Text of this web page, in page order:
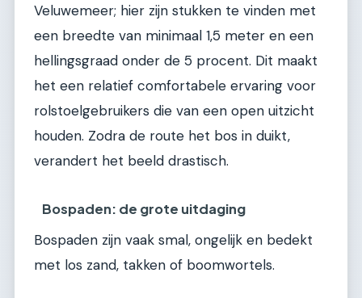
Veluwemeer; hier zijn stukken te vinden met
een breedte van minimaal 1,5 meter en een
hellingsgraad onder de 5 procent. Dit maakt
het een relatief comfortabele ervaring voor
rolstoelgebruikers die van een open uitzicht
houden. Zodra de route het bos in duikt,
verandert het beeld drastisch.
Bospaden: de grote uitdaging
Bospaden zijn vaak smal, ongelijk en bedekt
met los zand, takken of boomwortels.